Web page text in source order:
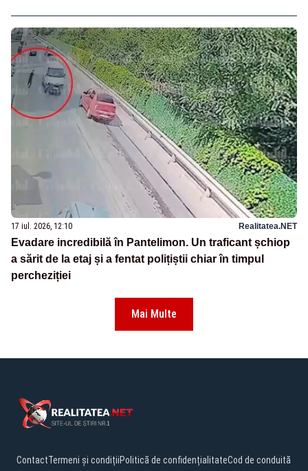
17 iul. 2026, 12:10 Realitatea.NET
Evadare incredibilă în Pantelimon. Un traficant șchiop
a sărit de la etaj și a fentat polițiștii chiar în timpul
percheziției
Mai Multe
ContactTermeni și condițiiPolitică de confidențialitateCod de conduită